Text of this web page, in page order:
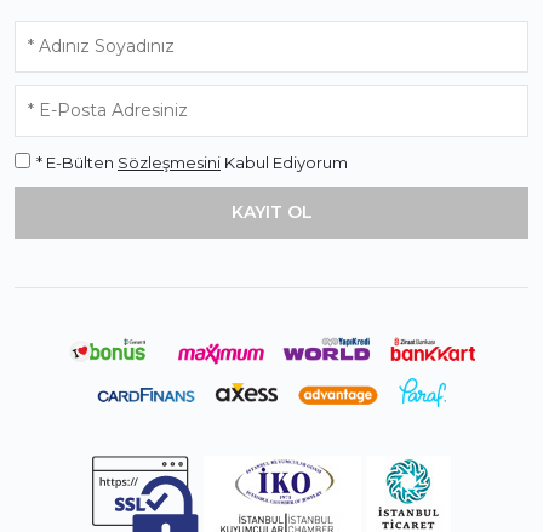
* E-Bülten Sözleşmesini Kabul Ediyorum